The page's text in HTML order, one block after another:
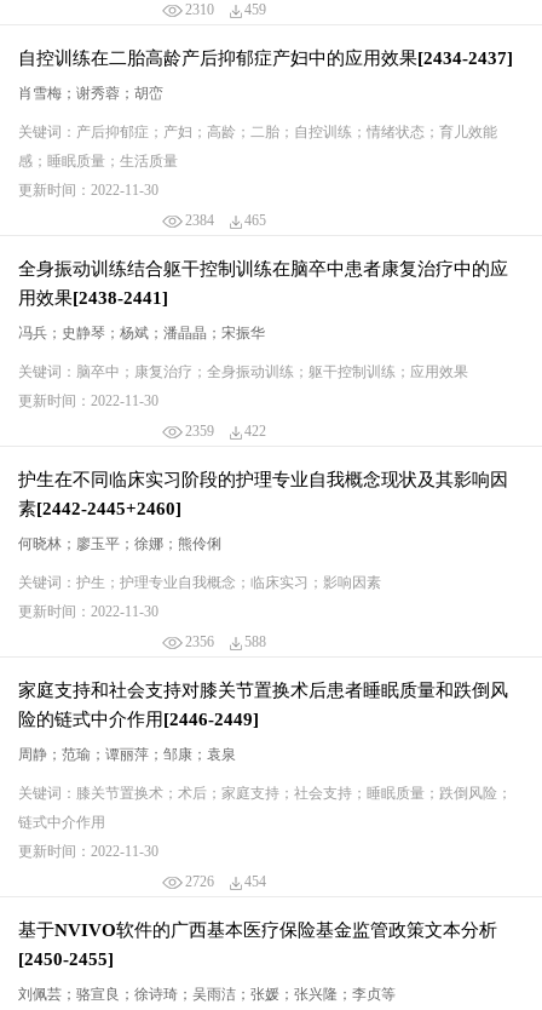
2310 459
自控训练在二胎高龄产后抑郁症产妇中的应用效果[2434-2437]
肖雪梅；谢秀蓉；胡峦
关键词：产后抑郁症；产妇；高龄；二胎；自控训练；情绪状态；育儿效能
感；睡眠质量；生活质量
2384 465
更新时间：2022-11-30
全身振动训练结合躯干控制训练在脑卒中患者康复治疗中的应
用效果[2438-2441]
冯兵；史静琴；杨斌；潘晶晶；宋振华
关键词：脑卒中；康复治疗；全身振动训练；躯干控制训练；应用效果
2359 422
更新时间：2022-11-30
护生在不同临床实习阶段的护理专业自我概念现状及其影响因
素[2442-2445+2460]
何晓林；廖玉平；徐娜；熊伶俐
关键词：护生；护理专业自我概念；临床实习；影响因素
2356 588
更新时间：2022-11-30
家庭支持和社会支持对膝关节置换术后患者睡眠质量和跌倒风
险的链式中介作用[2446-2449]
周静；范瑜；谭丽萍；邹康；袁泉
关键词：膝关节置换术；术后；家庭支持；社会支持；睡眠质量；跌倒风险；
链式中介作用
2726 454
更新时间：2022-11-30
基于NVIVO软件的广西基本医疗保险基金监管政策文本分析
[2450-2455]
刘佩芸；骆宣良；徐诗琦；吴雨洁；张媛；张兴隆；李贞等